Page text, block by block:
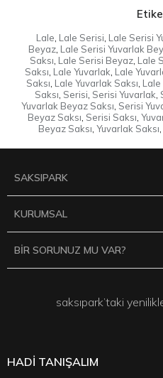
Lale Lale Serisi Lale Serisi
Beyaz Lale Serisi Yuvarlak
Saksı Lale Serisi Beyaz, Lale
Saksı Lale Yuvarlak Lale
Saksı Lale Yuvarlak Saksı
Saksı Serisi Serisi Yuvarlak
Yuvarlak Beyaz Saksı Serisi
Beyaz Saksı Serisi Saksı
Beyaz Saksı Yuvarlak Saksı
SAKSIPARK
KURUMSAL
BİR SORUNUZ MU VAR?
saksıpark’taki
HADİ TANIŞALIM